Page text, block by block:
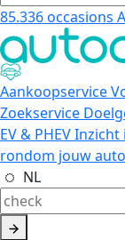
85.336occasions
Aankoopservice
Zoekservice
EV & PHEVInzicht
rondom jouw
NL